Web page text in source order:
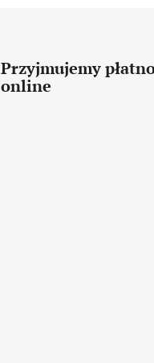
Przyjmujemy
online